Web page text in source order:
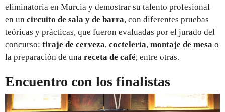
eliminatoria en Murcia y demostrar su talento profesional
en un circuito de sala y de barra, con diferentes pruebas
teóricas y prácticas, que fueron evaluadas por el jurado del
concurso: tiraje de cerveza, coctelería, montaje de mesa o
la preparación de una receta de café, entre otras.
Encuentro con los finalistas